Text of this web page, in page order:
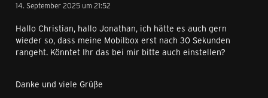
14. September 2025 um 21:52
Hallo Christian, hallo Jonathan, ich hätte es auch gern
wieder so, dass meine Mobilbox erst nach 30 Sekunden
rangeht. Könntet Ihr das bei mir bitte auch einstellen?
Danke und viele Grüße